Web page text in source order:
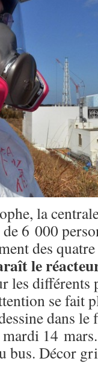
la
6 000
des
le
les différents
se fait
dans
14
bus. Décor